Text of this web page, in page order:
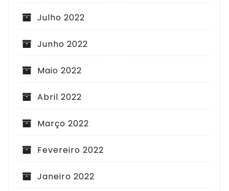
Julho 2022
Junho 2022
Maio 2022
Abril 2022
Março 2022
Fevereiro 2022
Janeiro 2022